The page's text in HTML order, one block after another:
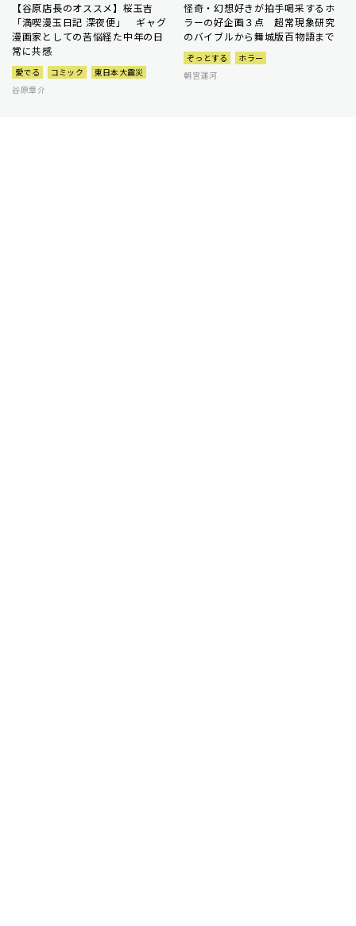
【谷原店長のオススメ】桜玉吉
「満喫漫玉日記 深夜便」 ギャグ
漫画家としての苦悩経た中年の日
常に共感
愛でる コミック
東日本大震災
谷原章介
怪奇・幻想好きが拍手喝采するホ
ラーの好企画３点 超常現象研究
のバイブルから舞城版百物語まで
ぞっとする
ホラー
朝宮運河